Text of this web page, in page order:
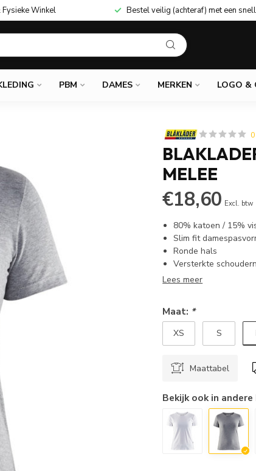
Fysieke Winkel Bestel veilig (achteraf) met een
PBM DAMES MERKEN LOGO &
MELEE
€18,60 Excl. btw
80% katoen / 15%
Slim fit
Ronde hals
Versterkte
Lees meer
Maat: *
XS S
Maattabel
Bekijk ook in andere